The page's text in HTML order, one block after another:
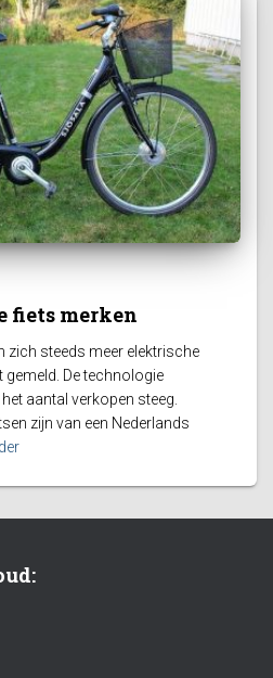
fiets merken
zich steeds meer elektrische
De technologie
aantal verkopen steeg.
zijn van een Nederlands